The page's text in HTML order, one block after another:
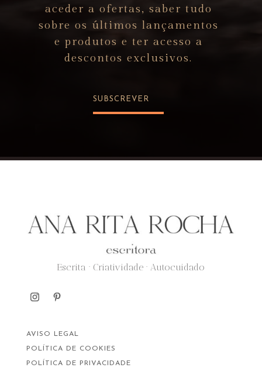
aceder a ofertas, saber tudo
sobre os últimos lançamentos
e produtos e ter acesso a
descontos exclusivos.
SUBSCREVER
Escrita · Criatividade · Autocuidado
AVISO LEGAL
POLÍTICA DE COOKIES
POLÍTICA DE PRIVACIDADE